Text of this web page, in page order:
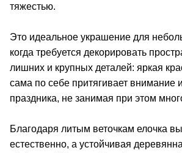
тяжестью.
Это идеальное украшение для
когда требуется декорировать
лишних и крупных деталей: яркая
сама по себе притягивает внимание
праздника, не занимая при этом
Благодаря литым веточкам елочка
естественно, а устойчивая